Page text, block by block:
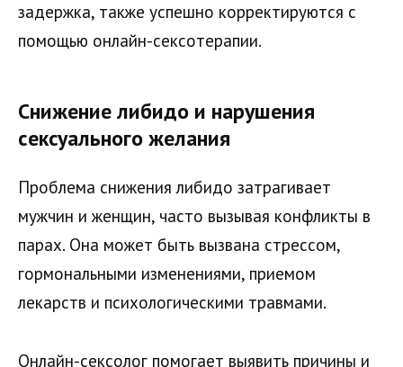
задержка, также успешно корректируются с
помощью онлайн-сексотерапии.
Снижение либидо и нарушения
сексуального желания
Проблема снижения либидо затрагивает
мужчин и женщин, часто вызывая конфликты в
парах. Она может быть вызвана стрессом,
гормональными изменениями, приемом
лекарств и психологическими травмами.
Онлайн-сексолог помогает выявить причины и